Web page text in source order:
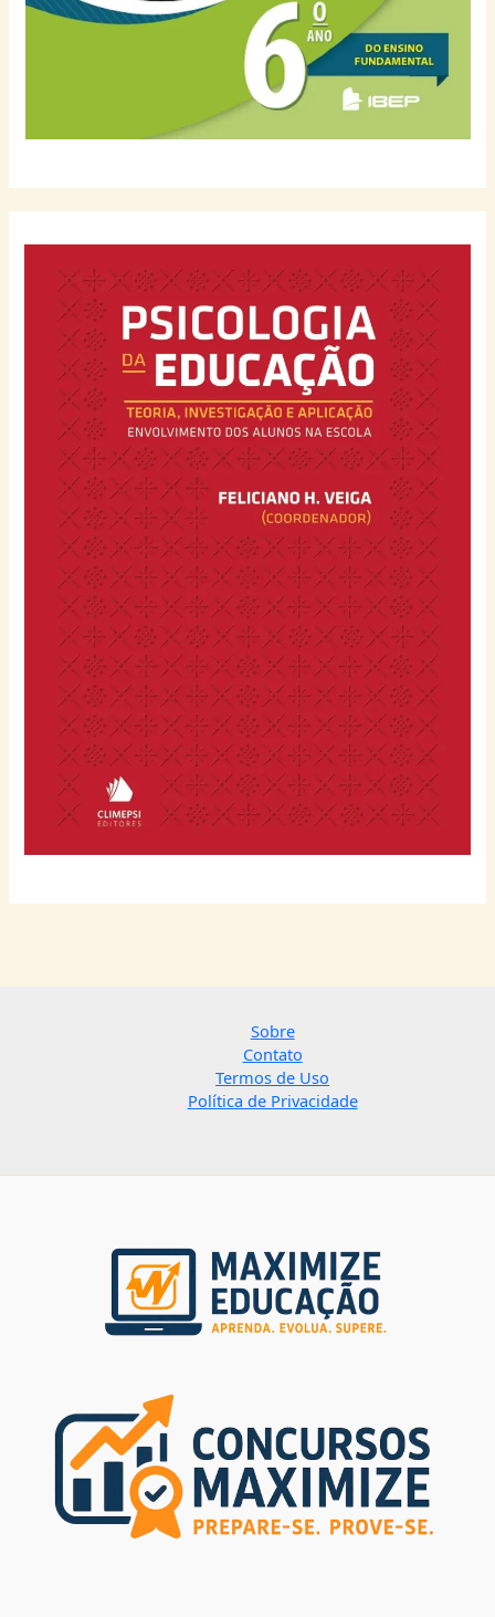
Sobre
Contato
Termos de Uso
Política de Privacidade